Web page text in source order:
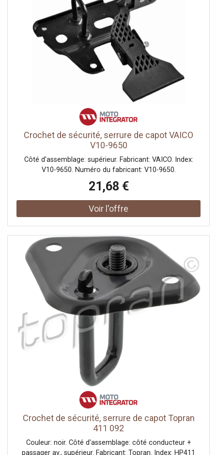
Crochet de sécurité, serrure de capot VAICO
V10-9650
Côté d'assemblage: supérieur. Fabricant: VAICO. Index:
V10-9650. Numéro du fabricant: V10-9650.
21,68 €
Crochet de sécurité, serrure de capot Topran
411 092
Couleur: noir. Côté d'assemblage: côté conducteur +
passager av., supérieur. Fabricant: Topran. Index: HP411